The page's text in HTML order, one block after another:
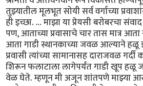
तुझ्यातील मूलभूत सोयी सर्व वर्गाच्या
ही इच्छा. ... माझा या प्रेयसी बरोबरचा
पण, आताच्या प्रवासाचे चार तास मात्र
आता गाडी स्थानकाच्या जवळ आल्याने हळू
प्रवासी त्यांच्या सामानासह दाराजवळ
शिरून फलाटाला लागेपर्यंत गाडी खूप हळू
वेळ घेते. म्हणून मी अजून शांतपणे माझ्या